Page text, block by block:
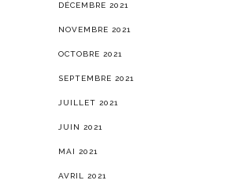
DÉCEMBRE 2021
NOVEMBRE 2021
OCTOBRE 2021
SEPTEMBRE 2021
JUILLET 2021
JUIN 2021
MAI 2021
AVRIL 2021